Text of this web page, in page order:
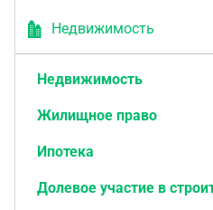
Недвижимость
Недвижимость
Жилищное право
Ипотека
Долевое участие в